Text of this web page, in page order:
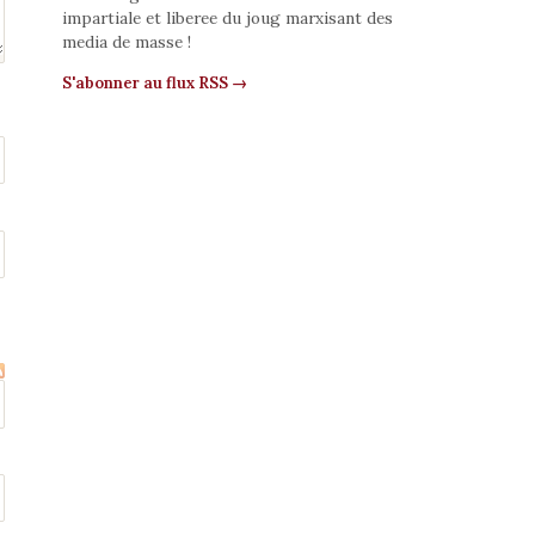
impartiale et liberee du joug marxisant des
media de masse !
S'abonner au flux RSS →